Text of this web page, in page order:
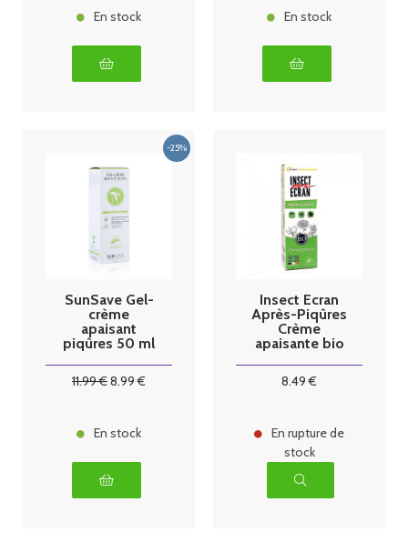
En stock En stock
SunSave Gel-
crème
apaisant
piqûres 50 ml
11.99€8.99 €
En stock
Insect Ecran
Après-Piqûres
Crème
apaisante bio
8.49 €
En rupture de
stock